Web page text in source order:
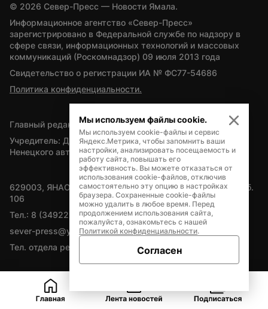
© 2026 Север-Пресс — Новости Ямала.
Информационное агентство «Север-Пресс»
зарегистрировано в Федеральной службе по надзору в
сфере связи, информационных технологий и массовых
коммуникаций (Роскомнадзор) 09 июля 2013 года
Свидетельство о регистрации ИА № ФС77-54686
Политика конфиденциальности.
Главный редактор — А.Л. Поздеев
Учредитель: Департамент внутренней политики Ямало-
Ненецкого автономного округа
629003, ЯНАО, Салехард, мкр. Богдана Кнунянца, д.1, каб.
106
Тел.: 8 (34922) 71262
sever-press@yamal-media.ru
Тел. отдела рекламы: 8 (34922) 42728
Мы используем файлы cookie.
Мы используем cookie-файлы и сервис
Яндекс.Метрика, чтобы запомнить ваши
настройки, анализировать посещаемость и
работу сайта, повышать его
эффективность. Вы можете отказаться от
использования cookie-файлов, отключив
самостоятельно эту опцию в настройках
браузера. Сохраненные cookie-файлы
можно удалить в любое время. Перед
продолжением использования сайта,
пожалуйста, ознакомьтесь с нашей
Политикой конфиденциальности.
Согласен